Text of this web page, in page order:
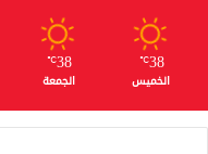
38
℃
الخميس
38
℃
الجمعة